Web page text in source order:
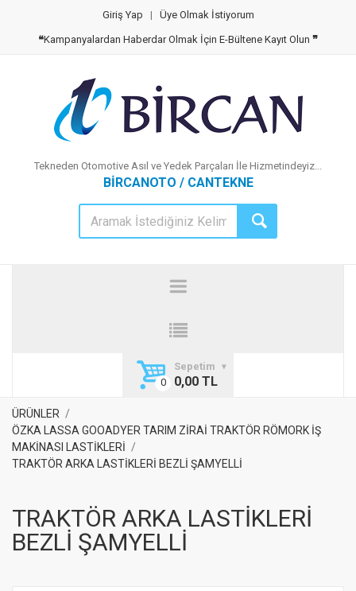
Giriş Yap | Üye Olmak İstiyorum
❝Kampanyalardan Haberdar Olmak İçin E-Bültene Kayıt Olun ❞
Tekneden Otomotive Asıl ve Yedek Parçaları İle Hizmetindeyiz...
BİRCANOTO / CANTEKNE
Sepetim
0,00 TL
ÜRÜNLER
ÖZKA LASSA GOOADYER TARIM ZİRAİ TRAKTÖR RÖMORK İŞ
MAKİNASI LASTİKLERİ
TRAKTÖR ARKA LASTİKLERİ BEZLİ ŞAMYELLİ
TRAKTÖR ARKA LASTİKLERİ
BEZLİ ŞAMYELLİ